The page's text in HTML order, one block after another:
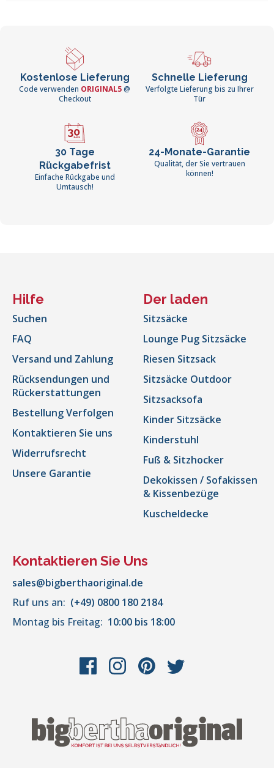
Kostenlose Lieferung
Code verwenden ORIGINAL5@
Checkout
Schnelle Lieferung
Verfolgte Lieferung bis zu Ihrer
Tür
30 Tage
Rückgabefrist
Einfache Rückgabe und
Umtausch!
24-Monate-Garantie
Qualität, der Sie vertrauen
können!
Hilfe
Suchen
FAQ
Versand und Zahlung
Rücksendungen und
Rückerstattungen
Bestellung Verfolgen
Kontaktieren Sie uns
Widerrufsrecht
Unsere Garantie
Der laden
Sitzsäcke
Lounge Pug Sitzsäcke
Riesen Sitzsack
Sitzsäcke Outdoor
Sitzsacksofa
Kinder Sitzsäcke
Kinderstuhl
Fuß & Sitzhocker
Dekokissen / Sofakissen
& Kissenbezüge
Kuscheldecke
Kontaktieren Sie Uns
sales@bigberthaoriginal.de
Ruf uns an: (+49) 0800 180 2184
Montag bis Freitag: 10:00 bis 18:00